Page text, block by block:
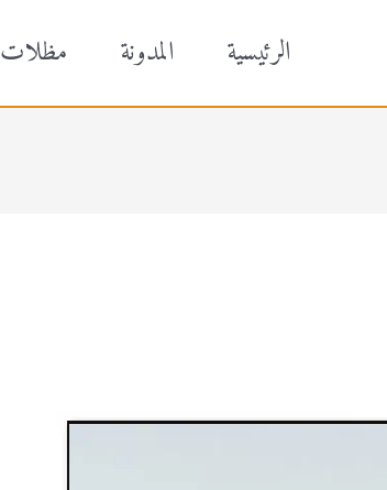
الرئيسية المدونة مظلات